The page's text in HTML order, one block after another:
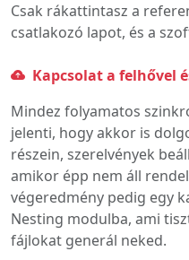
Csak rákattintasz a
csatlakozó lapot, és a
Kapcsolat a felhővel
Mindez folyamatos
jelenti, hogy akkor is
részein, szerelvények
amikor épp nem áll
végeredmény pedig egy
Nesting modulba, ami
fájlokat generál neked.